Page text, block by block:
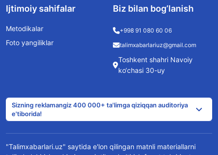
Ijtimoiy sahifalar
Metodikalar
Foto yangiliklar
Biz bilan bog’lanish
+998 91 080 60 06
talimxabarlariuz@gmail.com
Toshkent shahri Navoiy
ko‘chasi 30-uy
Sizning reklamangiz 400 000+ ta'limga qiziqqan auditoriya
e'tiborida!
"Talimxabarlari.uz" saytida e'lon qilingan matnli materiallarni